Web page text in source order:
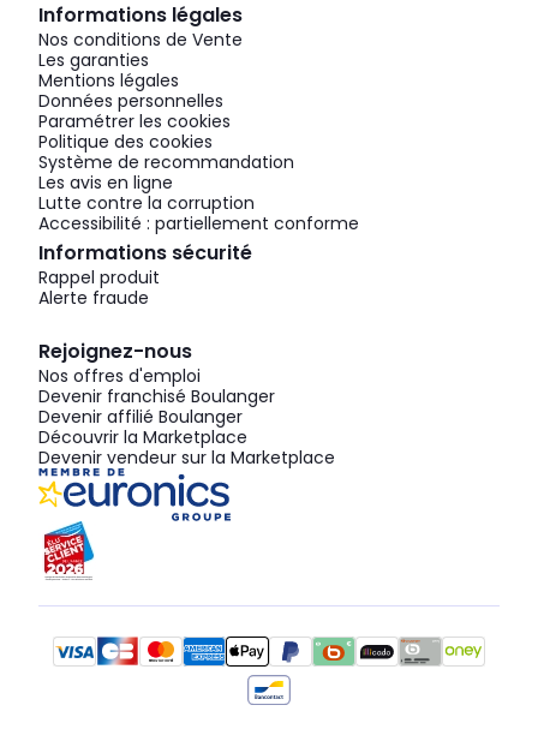
Informations légales
Nos conditions de Vente
Les garanties
Mentions légales
Données personnelles
Paramétrer les cookies
Politique des cookies
Système de recommandation
Les avis en ligne
Lutte contre la corruption
Accessibilité : partiellement conforme
Informations sécurité
Rappel produit
Alerte fraude
Rejoignez-nous
Nos offres d'emploi
Devenir franchisé Boulanger
Devenir affilié Boulanger
Découvrir la Marketplace
Devenir vendeur sur la Marketplace